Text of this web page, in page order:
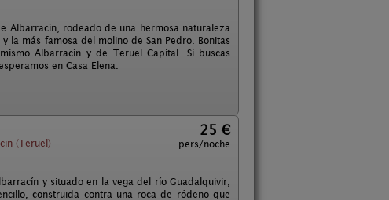
Albarracín, rodeado de una hermosa naturaleza
la más famosa del molino de San Pedro. Bonitas
Albarracín y de Teruel Capital. Si buscas
en Casa Elena.
(Teruel)
25 €
pers/noche
y situado en la vega del río Guadalquivir,
construida contra una roca de ródeno que